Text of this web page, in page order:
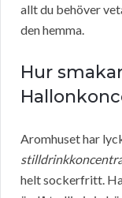
allt du behöver
den hemma.
Hur
Aromhuset har
helt sockerfritt.